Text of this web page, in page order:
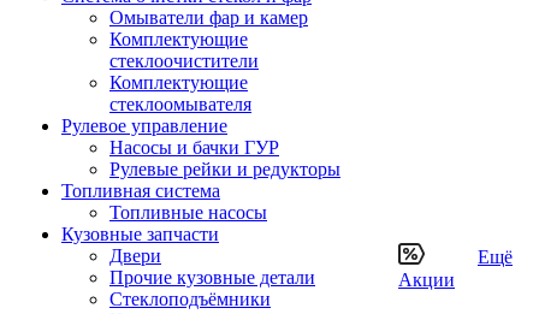
Омыватели фар и камер
Комплектующие
стеклоочистители
Комплектующие
стеклоомывателя
Рулевое управление
Насосы и бачки ГУР
Рулевые рейки и редукторы
Топливная система
Топливные насосы
Кузовные запчасти
Двери
Прочие кузовные детали
Стеклоподъёмники
Акции
Ещё